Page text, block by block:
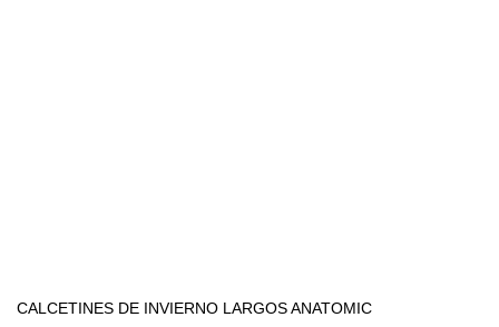
CALCETINES DE INVIERNO LARGOS ANATOMIC